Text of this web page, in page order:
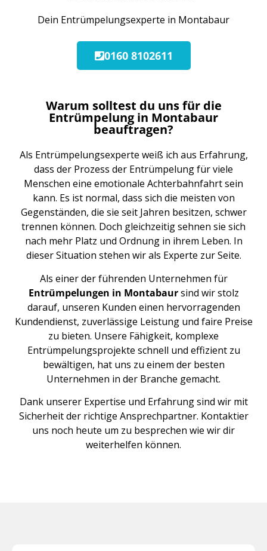
Dein Entrümpelungsexperte in Montabaur
0160 8102611
Warum solltest du uns für die
Entrümpelung in Montabaur
beauftragen?
Als Entrümpelungsexperte weiß ich aus Erfahrung,
dass der Prozess der Entrümpelung für viele
Menschen eine emotionale Achterbahnfahrt sein
kann. Es ist normal, dass sich die meisten von
Gegenständen, die sie seit Jahren besitzen, schwer
trennen können. Doch gleichzeitig sehnen sie sich
nach mehr Platz und Ordnung in ihrem Leben. In
dieser Situation stehen wir als Experte zur Seite.
Als einer der führenden Unternehmen für
Entrümpelungen in Montabaursind wir stolz
darauf, unseren Kunden einen hervorragenden
Kundendienst, zuverlässige Leistung und faire Preise
zu bieten. Unsere Fähigkeit, komplexe
Entrümpelungsprojekte schnell und effizient zu
bewältigen, hat uns zu einem der besten
Unternehmen in der Branche gemacht.
Dank unserer Expertise und Erfahrung sind wir mit
Sicherheit der richtige Ansprechpartner. Kontaktier
uns noch heute um zu besprechen wie wir dir
weiterhelfen können.